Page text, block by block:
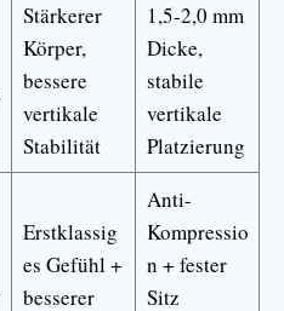
Stärkerer
Körper,
bessere
vertikale
Stabilität
1,5-2,0 mm
Dicke,
stabile
vertikale
Platzierung
Erstklassig
es Gefühl +
besserer
Anti-
Kompressio
n + fester
Sitz